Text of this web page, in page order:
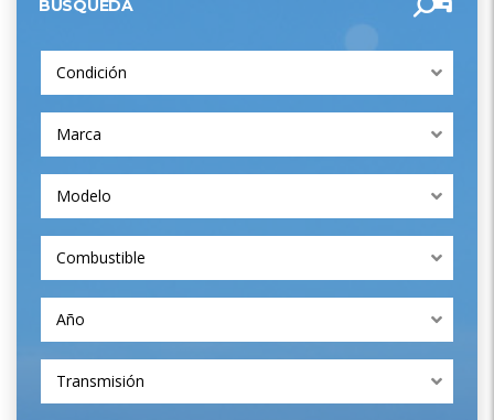
BÚSQUEDA
Condición
Marca
Modelo
Combustible
Año
Transmisión